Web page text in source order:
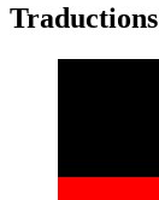
Traductions